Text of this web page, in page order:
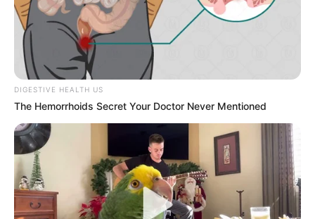
DIGESTIVE HEALTH US
The Hemorrhoids Secret Your Doctor Never Mentioned